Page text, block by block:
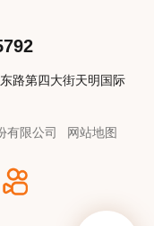
路第四大街天明国际
有限公司 网站地图